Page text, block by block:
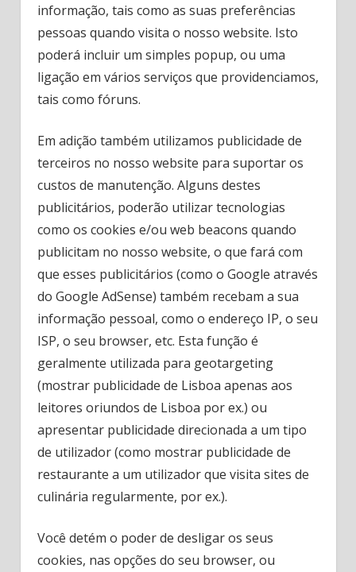
informação, tais como as suas preferências
pessoas quando visita o nosso website. Isto
poderá incluir um simples popup, ou uma
ligação em vários serviços que providenciamos,
tais como fóruns.
Em adição também utilizamos publicidade de
terceiros no nosso website para suportar os
custos de manutenção. Alguns destes
publicitários, poderão utilizar tecnologias
como os cookies e/ou web beacons quando
publicitam no nosso website, o que fará com
que esses publicitários (como o Google através
do Google AdSense) também recebam a sua
informação pessoal, como o endereço IP, o seu
ISP, o seu browser, etc. Esta função é
geralmente utilizada para geotargeting
(mostrar publicidade de Lisboa apenas aos
leitores oriundos de Lisboa por ex.) ou
apresentar publicidade direcionada a um tipo
de utilizador (como mostrar publicidade de
restaurante a um utilizador que visita sites de
culinária regularmente, por ex.).
Você detém o poder de desligar os seus
cookies, nas opções do seu browser, ou